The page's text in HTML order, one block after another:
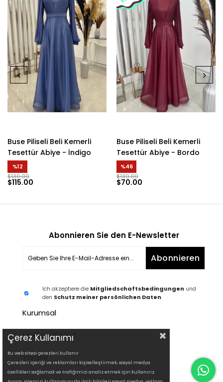
Buse Piliseli Beli Kemerli
Tesettür Abiye - İndigo
%12
$115.00
$130.00
Buse Piliseli Beli Kemerli
Tesettür Abiye - Bordo
%46
$70.00
$130.00
Abonnieren Sie den E-Newsletter
Abonnieren
Ich akzeptiere die Mitgliedschaftsbedingungen und
den Schutz meiner persönlichen Daten.
Kurumsal
Müşteri İlişkileri
Yardım
Çerez Kullanımı
Bu web sitesi çerezleri kullanır
Çerezleri içeriği ve reklamları kişiselleştirmek, sosyal medya
özellikleri sağlamak ve trafiğimizi analiz etmek için kullanırız.